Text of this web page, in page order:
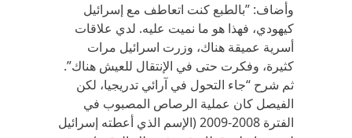
وأضاف: ”بالطبع كنت اتعاطف مع إسرائيل
كيهودي، فهذا هو ما نميت عليه. لدي علاقات
أسرية عميقة هناك، وزرت اسرائيل مرات
كثيرة، وفكرت حتى في الإنتقال للعيش هناك”‪.‬
ثم شرح “جاء التحول في آرائي تدريجيا، لكن
الفيصل كان عملية الرصاص المصبوب في
الفترة 2008-2009 (الإسم الذي أعطته إسرائيل